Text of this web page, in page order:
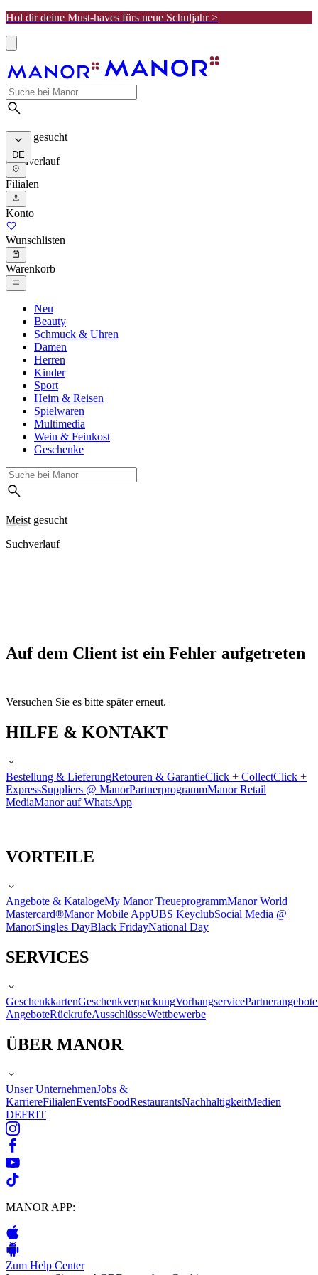
Hol dir deine Must-haves fürs neue Schuljahr >
Meist gesucht
Suchverlauf
DE
Filialen
Konto
Wunschlisten
Warenkorb
Neu
Beauty
Schmuck & Uhren
Damen
Herren
Kinder
Sport
Heim & Reisen
Spielwaren
Multimedia
Wein & Feinkost
Geschenke
Meist gesucht
Suchverlauf
Auf dem Client ist ein Fehler aufgetreten
Versuchen Sie es bitte später erneut.
HILFE & KONTAKT
Bestellung & LieferungRetouren & GarantieClick + CollectClick +
ExpressSuppliers @ ManorPartnerprogrammManor Retail
MediaManor auf WhatsApp
VORTEILE
Angebote & KatalogeMy Manor TreueprogrammManor World
Mastercard®Manor Mobile AppUBS KeyclubSocial Media @
ManorSingles DayBlack FridayNational Day
SERVICES
GeschenkkartenGeschenkverpackungVorhangservicePartnerangebote
AngeboteRückrufeAusschlüsseWettbewerbe
ÜBER MANOR
Unser UnternehmenJobs &
KarriereFilialenEventsFoodRestaurantsNachhaltigkeitMedien
DEFRIT
MANOR APP:
Zum Help Center